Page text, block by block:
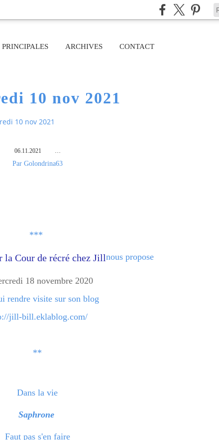
PRINCIPALES ARCHIVES CONTACT
10 nov 2021
10 nov 2021
06.11.2021
Par Golondrina63
***
nous propose
rendre visite sur son blog
jill-bill.eklablog.com/
**
Dans la vie
Saphrone
Faut pas s'en faire